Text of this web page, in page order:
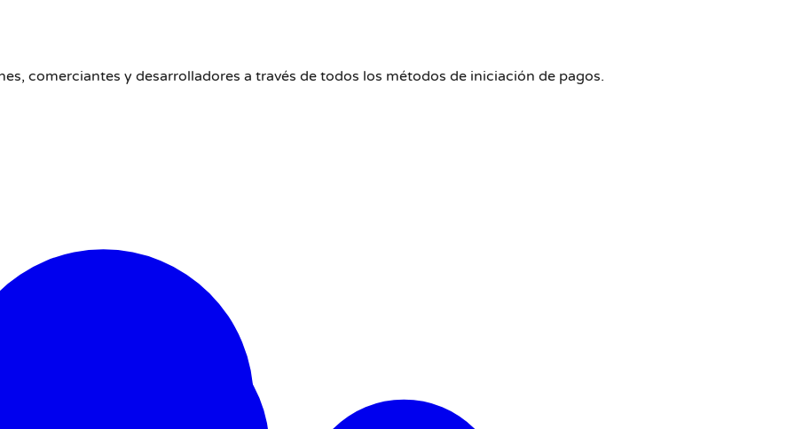
comerciantes y desarrolladores a través de todos los métodos de iniciación de pagos.